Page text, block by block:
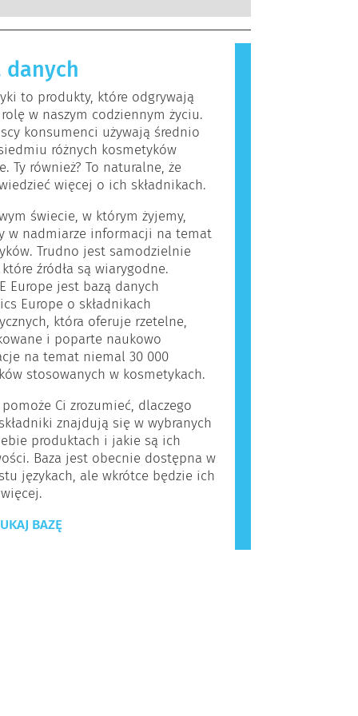
firmy są prawnie
obejmują wszystkie potencjalne
w tym potencjalne zaburzenia
układu hormonalnego.
które dla większości ludzi są
Substancja, która powoduje
nazywana jest alergenem.
i produkty do pielęgnacji ciała
składniki, które dla niektórych
okazać się alergizujące. Nie
jednak, że produkt nie jest
dla innych.
danych
to produkty, które odgrywają
w naszym codziennym życiu.
konsumenci używają średnio
różnych kosmetyków
Ty również? To naturalne, że
więcej o ich składnikach.
świecie, w którym żyjemy,
w nadmiarze informacji na temat
Trudno jest samodzielnie
źródła są wiarygodne.
Europe jest bazą danych
Europe o składnikach
która oferuje rzetelne,
i poparte naukowo
na temat niemal 30 000
stosowanych w kosmetykach.
pomoże Ci zrozumieć, dlaczego
znajdują się w wybranych
produktach i jakie są ich
Baza jest obecnie dostępna w
językach, ale wkrótce będzie ich
BAZĘ